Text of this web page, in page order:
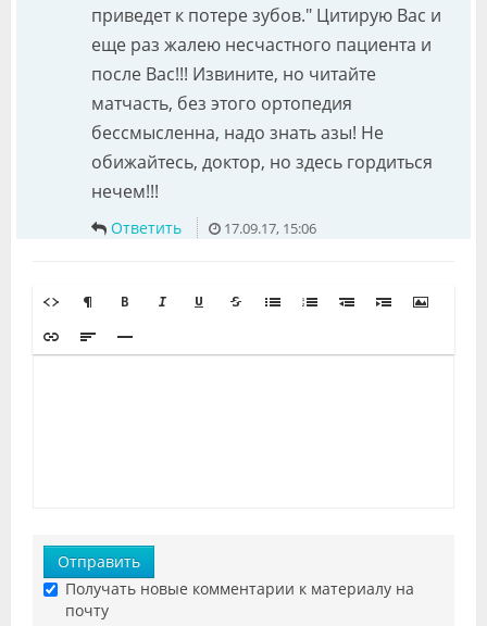
приведет к потере зубов." Цитирую Вас и
еще раз жалею несчастного пациента и
после Вас!!! Извините, но читайте
матчасть, без этого ортопедия
бессмысленна, надо знать азы! Не
обижайтесь, доктор, но здесь гордиться
нечем!!!
Ответить 17.09.17, 15:06
Отправить
Получать новые комментарии к материалу на
почту